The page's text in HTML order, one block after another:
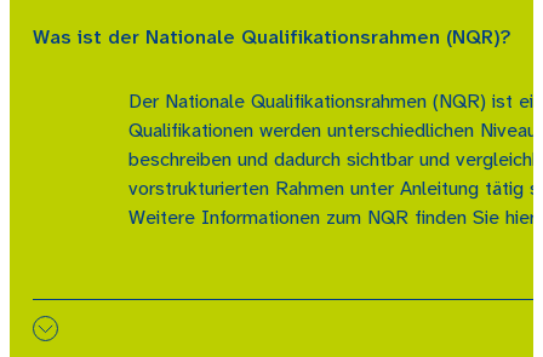
Was ist der Nationale Qualifikationsrahmen (NQR)?
Der Nationale Qualifikationsrahmen (NQR) ist
Qualifikationen werden unterschiedlichen
beschreiben und dadurch sichtbar und
vorstrukturierten Rahmen unter Anleitung tätig
Weitere Informationen zum NQR finden Sie hier